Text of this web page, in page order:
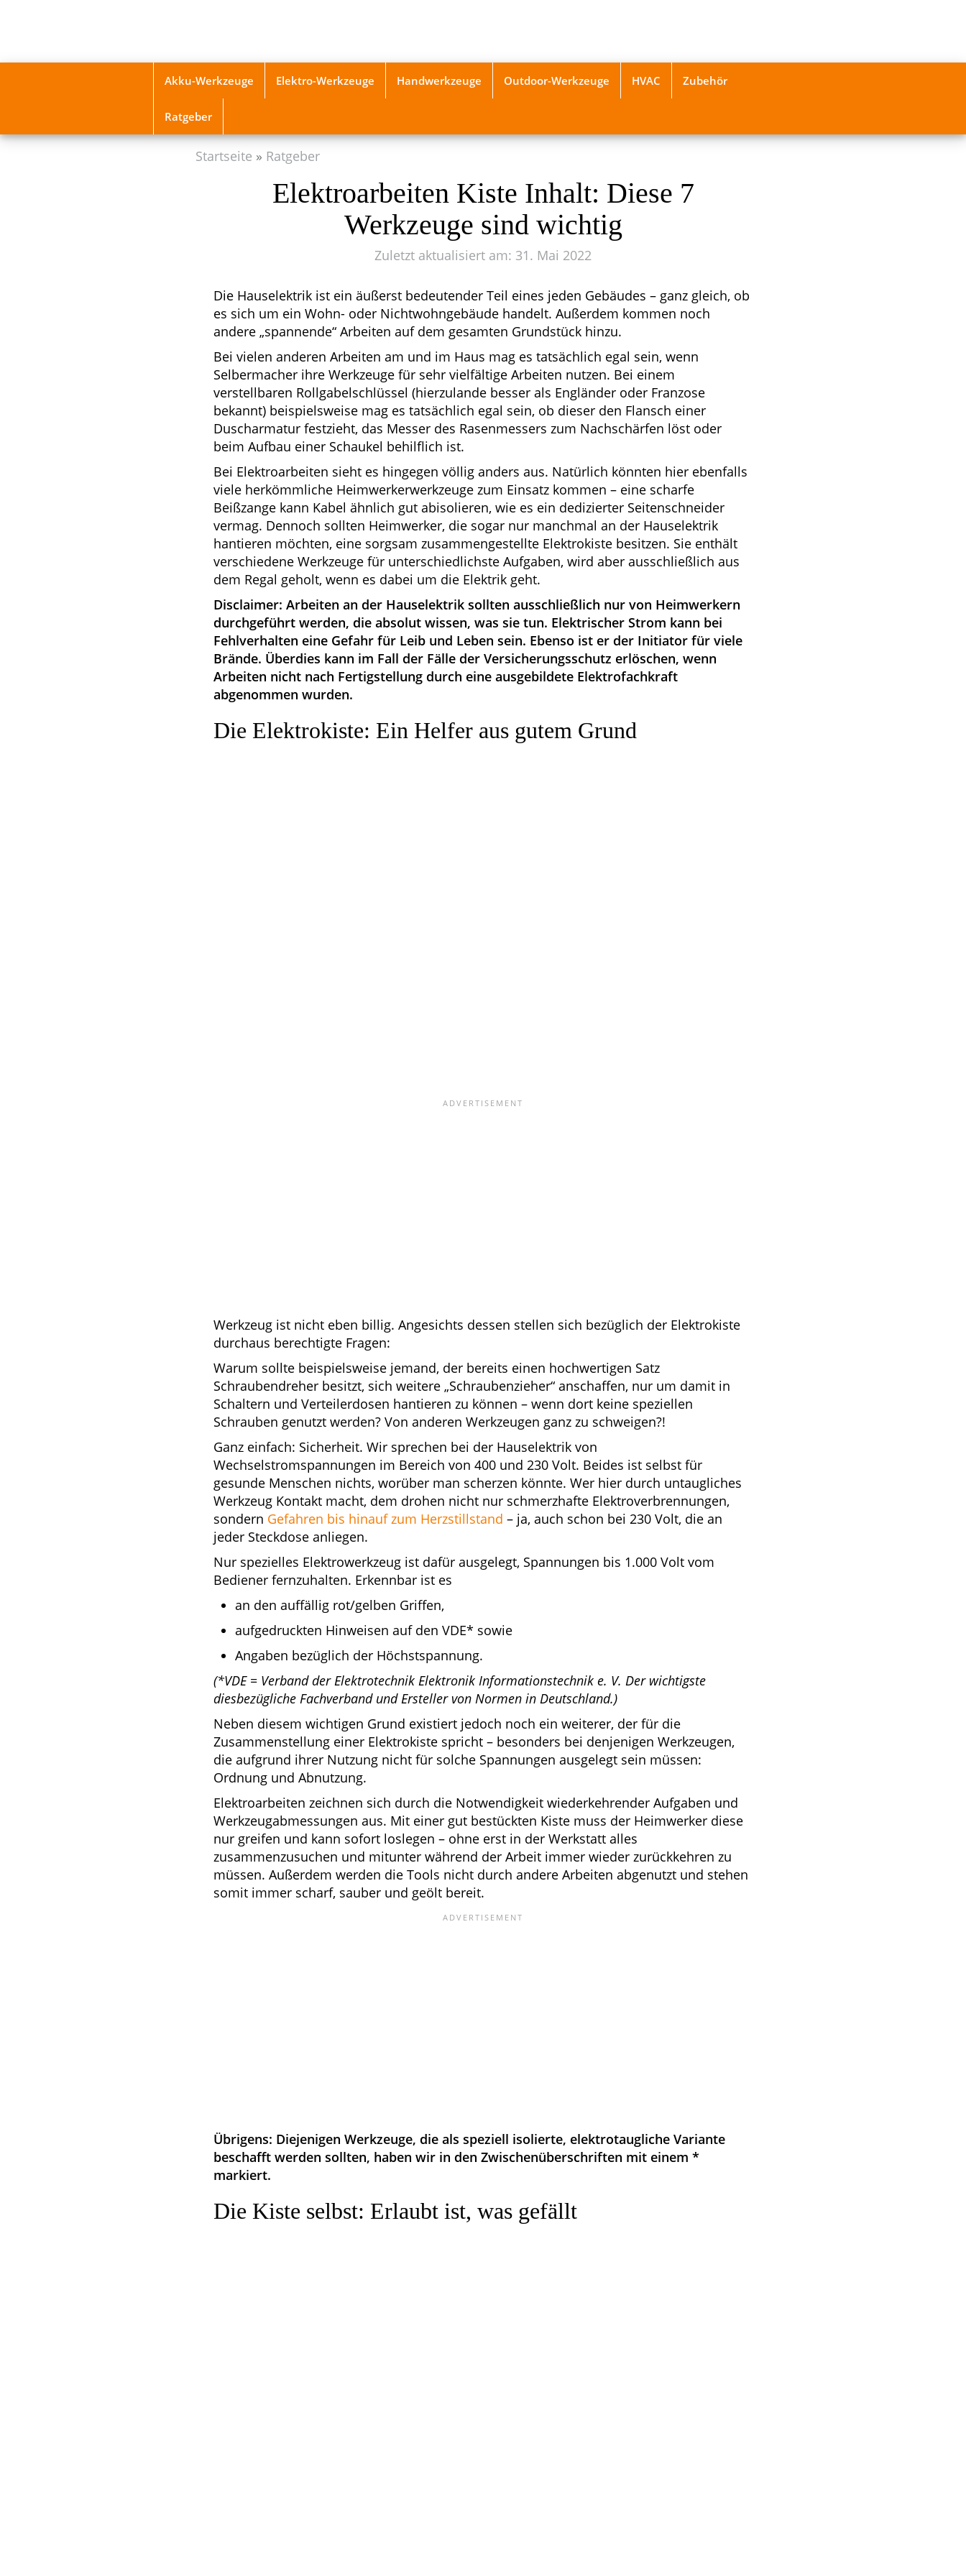
content
Akku-Werkzeuge Elektro-Werkzeuge Handwerkzeuge Outdoor-Werkzeuge HVAC Zubehör
Ratgeber
Startseite Ratgeber
Elektroarbeiten Kiste Inhalt: Diese 7
Werkzeuge sind wichtig
Zuletzt aktualisiert am: 31. Mai 2022
Die Hauselektrik ist ein äußerst bedeutender Teil eines jeden Gebäudes – ganz gleich, ob
es sich um ein Wohn- oder Nichtwohngebäude handelt. Außerdem kommen noch
andere „spannende“ Arbeiten auf dem gesamten Grundstück hinzu.
Bei vielen anderen Arbeiten am und im Haus mag es tatsächlich egal sein, wenn
Selbermacher ihre Werkzeuge für sehr vielfältige Arbeiten nutzen. Bei einem
verstellbaren Rollgabelschlüssel (hierzulande besser als Engländer oder Franzose
bekannt) beispielsweise mag es tatsächlich egal sein, ob dieser den Flansch einer
Duscharmatur festzieht, das Messer des Rasenmessers zum Nachschärfen löst oder
beim Aufbau einer Schaukel behilflich ist.
Bei Elektroarbeiten sieht es hingegen völlig anders aus. Natürlich könnten hier ebenfalls
viele herkömmliche Heimwerkerwerkzeuge zum Einsatz kommen – eine scharfe
Beißzange kann Kabel ähnlich gut abisolieren, wie es ein dedizierter Seitenschneider
vermag. Dennoch sollten Heimwerker, die sogar nur manchmal an der Hauselektrik
hantieren möchten, eine sorgsam zusammengestellte Elektrokiste besitzen. Sie enthält
verschiedene Werkzeuge für unterschiedlichste Aufgaben, wird aber ausschließlich aus
dem Regal geholt, wenn es dabei um die Elektrik geht.
Disclaimer: Arbeiten an der Hauselektrik sollten ausschließlich nur von Heimwerkern
durchgeführt werden, die absolut wissen, was sie tun. Elektrischer Strom kann bei
Fehlverhalten eine Gefahr für Leib und Leben sein. Ebenso ist er der Initiator für viele
Brände. Überdies kann im Fall der Fälle der Versicherungsschutz erlöschen, wenn
Arbeiten nicht nach Fertigstellung durch eine ausgebildete Elektrofachkraft
abgenommen wurden.
Die Elektrokiste: Ein Helfer aus gutem Grund
Werkzeug ist nicht eben billig. Angesichts dessen stellen sich bezüglich der Elektrokiste
durchaus berechtigte Fragen:
Warum sollte beispielsweise jemand, der bereits einen hochwertigen Satz
Schraubendreher besitzt, sich weitere „Schraubenzieher“ anschaffen, nur um damit in
Schaltern und Verteilerdosen hantieren zu können – wenn dort keine speziellen
Schrauben genutzt werden? Von anderen Werkzeugen ganz zu schweigen?!
Ganz einfach: Sicherheit. Wir sprechen bei der Hauselektrik von
Wechselstromspannungen im Bereich von 400 und 230 Volt. Beides ist selbst für
gesunde Menschen nichts, worüber man scherzen könnte. Wer hier durch untaugliches
Werkzeug Kontakt macht, dem drohen nicht nur schmerzhafte Elektroverbrennungen,
sondern Gefahren bis hinauf zum Herzstillstand – ja, auch schon bei 230 Volt, die an
jeder Steckdose anliegen.
Nur spezielles Elektrowerkzeug ist dafür ausgelegt, Spannungen bis 1.000 Volt vom
Bediener fernzuhalten. Erkennbar ist es
an den auffällig rot/gelben Griffen,
aufgedruckten Hinweisen auf den VDE* sowie
Angaben bezüglich der Höchstspannung.
(*VDE = Verband der Elektrotechnik Elektronik Informationstechnik e. V. Der wichtigste
diesbezügliche Fachverband und Ersteller von Normen in Deutschland.)
Neben diesem wichtigen Grund existiert jedoch noch ein weiterer, der für die
Zusammenstellung einer Elektrokiste spricht – besonders bei denjenigen Werkzeugen,
die aufgrund ihrer Nutzung nicht für solche Spannungen ausgelegt sein müssen:
Ordnung und Abnutzung.
Elektroarbeiten zeichnen sich durch die Notwendigkeit wiederkehrender Aufgaben und
Werkzeugabmessungen aus. Mit einer gut bestückten Kiste muss der Heimwerker diese
nur greifen und kann sofort loslegen – ohne erst in der Werkstatt alles
zusammenzusuchen und mitunter während der Arbeit immer wieder zurückkehren zu
müssen. Außerdem werden die Tools nicht durch andere Arbeiten abgenutzt und stehen
somit immer scharf, sauber und geölt bereit.
Übrigens: Diejenigen Werkzeuge, die als speziell isolierte, elektrotaugliche Variante
beschafft werden sollten, haben wir in den Zwischenüberschriften mit einem *
markiert.
Die Kiste selbst: Erlaubt ist, was gefällt